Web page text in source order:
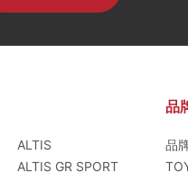
ALTIS
ALTIS GR SPORT
品
品